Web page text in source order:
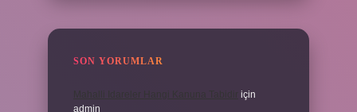
SON YORUMLAR
için
admin